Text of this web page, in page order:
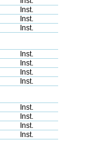
Inst.
Inst.
Inst.
Inst.
Inst.
Inst.
Inst.
Inst.
Inst.
Inst.
Inst.